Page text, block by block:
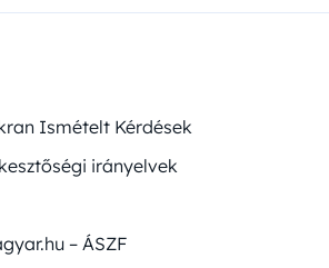
Ismételt Kérdések
irányelvek
– ÁSZF